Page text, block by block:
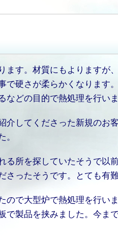
ます。材質にもよります
で硬さが柔らかくなります
どの目的で熱処理を行いま
介してくださった新規のお
る所を探していたそうで以
ったそうです。とても有
ので大型炉で熱処理を行い
で製品を挟みました。今ま